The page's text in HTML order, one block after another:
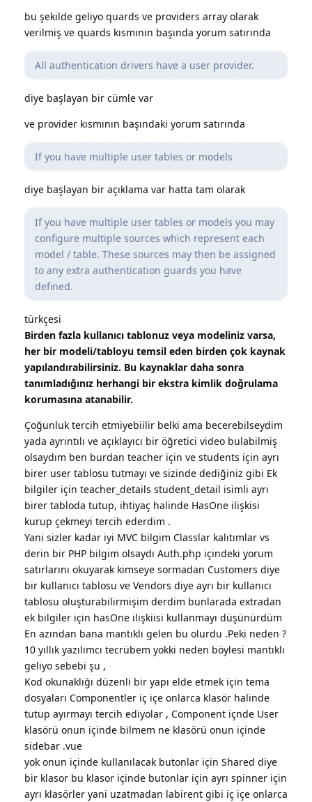
bu şekilde geliyo quards ve providers array olarak
verilmiş ve quards kısmının başında yorum satırında
All authentication drivers have a user provider.
diye başlayan bir cümle var
ve provider kısmının başındaki yorum satırında
If you have multiple user tables or models
diye başlayan bir açıklama var hatta tam olarak
If you have multiple user tables or models you may
configure multiple sources which represent each
model / table. These sources may then be assigned
to any extra authentication guards you have
defined.
türkçesi
Birden fazla kullanıcı tablonuz veya modeliniz varsa,
her bir modeli/tabloyu temsil eden birden çok kaynak
yapılandırabilirsiniz. Bu kaynaklar daha sonra
tanımladığınız herhangi bir ekstra kimlik doğrulama
korumasına atanabilir.
Çoğunluk tercih etmiyebiilir belki ama becerebilseydim
yada ayrıntılı ve açıklayıcı bir öğretici video bulabilmiş
olsaydım ben burdan teacher için ve students için ayrı
birer user tablosu tutmayı ve sizinde dediğiniz gibi Ek
bilgiler için teacher_details student_detail isimli ayrı
birer tabloda tutup, ihtiyaç halinde HasOne ilişkisi
kurup çekmeyi tercih ederdim .
Yani sizler kadar iyi MVC bilgim Classlar kalıtımlar vs
derin bir PHP bilgim olsaydı Auth.php içindeki yorum
satırlarını okuyarak kimseye sormadan Customers diye
bir kullanıcı tablosu ve Vendors diye ayrı bir kullanıcı
tablosu oluşturabilirmişim derdim bunlarada extradan
ek bilgiler için hasOne ilişkiisi kullanmayı düşünürdüm
En azından bana mantıklı gelen bu olurdu .Peki neden ?
10 yıllık yazılımcı tecrübem yokki neden böylesi mantıklı
geliyo sebebi şu ,
Kod okunaklığı düzenli bir yapı elde etmek için tema
dosyaları Componentler iç içe onlarca klasör halinde
tutup ayırmayı tercih ediyolar , Component içnde User
klasörü onun içinde bilmem ne klasörü onun içinde
sidebar .vue
yok onun içinde kullanılacak butonlar için Shared diye
bir klasor bu klasor içinde butonlar için ayrı spinner için
ayrı klasörler yani uzatmadan labirent gibi iç içe onlarca